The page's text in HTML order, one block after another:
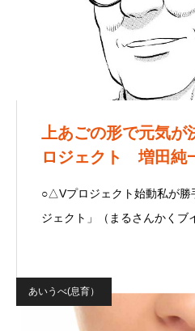
上あごの形で元気
ロジェクト 増田純
○△Vプロジェクト始動私が
ジェクト」（まるさんかくブ
あいうべ(息育）